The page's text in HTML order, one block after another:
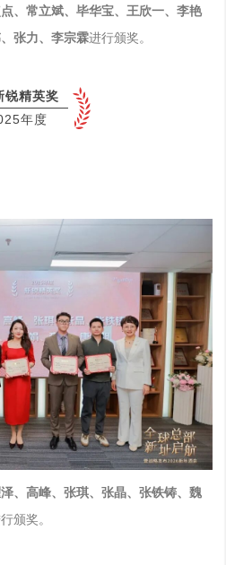
、常立斌、毕华宝、王欣一、李艳
张力、李宗霖进行颁奖。
锐精英奖
年度
、高峰、张琪、张晶、张铁铸、魏
颁奖。